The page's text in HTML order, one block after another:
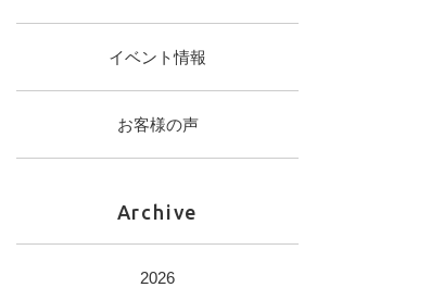
イベント情報
お客様の声
Archive
2026